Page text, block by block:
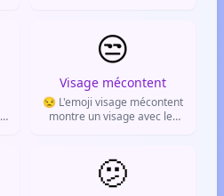
l'absence de réaction.
😒
Visage mécontent
😒 L'emoji visage mécontent
montre un visage avec les
l'ennui ou la déception.
🫤